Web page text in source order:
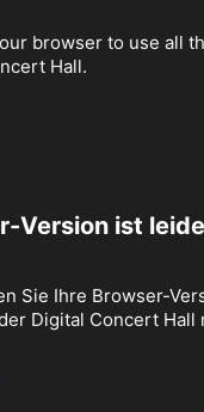
browser to use all
Hall.
Version ist
Sie Ihre Browser-
Digital Concert Hall